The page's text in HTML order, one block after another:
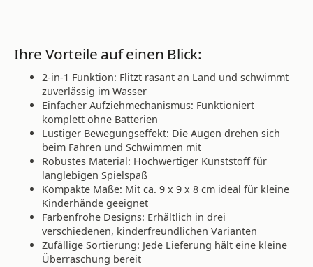
Ihre Vorteile auf einen Blick:
2-in-1 Funktion: Flitzt rasant an Land und schwimmt
zuverlässig im Wasser
Einfacher Aufziehmechanismus: Funktioniert
komplett ohne Batterien
Lustiger Bewegungseffekt: Die Augen drehen sich
beim Fahren und Schwimmen mit
Robustes Material: Hochwertiger Kunststoff für
langlebigen Spielspaß
Kompakte Maße: Mit ca. 9 x 9 x 8 cm ideal für kleine
Kinderhände geeignet
Farbenfrohe Designs: Erhältlich in drei
verschiedenen, kinderfreundlichen Varianten
Zufällige Sortierung: Jede Lieferung hält eine kleine
Überraschung bereit